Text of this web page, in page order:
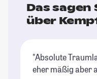
Das
über
"Absolute
eher mäßig aber